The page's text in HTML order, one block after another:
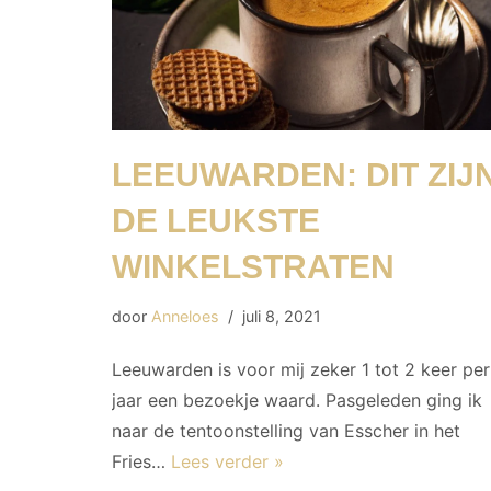
LEEUWARDEN: DIT
DE LEUKSTE
WINKELSTRATEN
door Anneloes juli 8, 2021
Leeuwarden is voor mij zeker 1 tot 2 keer per
jaar een bezoekje waard. Pasgeleden ging ik
naar de tentoonstelling van Esscher in het
Fries… Lees verder »